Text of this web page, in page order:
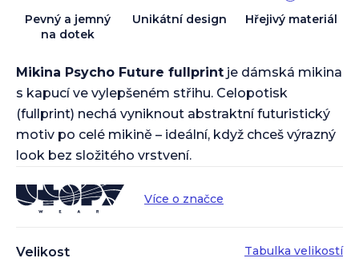
Velikost Tabulka velikostí
Mikina Psycho Future fullprint je dámská mikina
s kapucí ve vylepšeném střihu. Celopotisk
(fullprint) nechá vyniknout abstraktní futuristický
motiv po celé mikině – ideální, když chceš výrazný
look bez složitého vrstvení.
Více o značce
Pevný a jemný
na dotek
Unikátní design Hřejivý materiál